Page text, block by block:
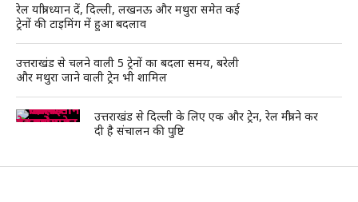
रेल यात्री ध्यान दें, दिल्ली, लखनऊ और मथुरा समेत कई
ट्रेनों की टाइमिंग में हुआ बदलाव
उत्तराखंड से चलने वाली 5 ट्रेनों का बदला समय, बरेली
और मथुरा जाने वाली ट्रेन भी शामिल
उत्तराखंड से दिल्ली के लिए एक और ट्रेन, रेल मंत्री ने कर
दी है संचालन की पुष्टि